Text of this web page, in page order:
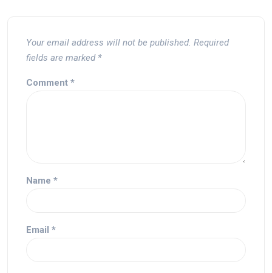
Your email address will not be published. Required
fields are marked *
Comment *
Name *
Email *